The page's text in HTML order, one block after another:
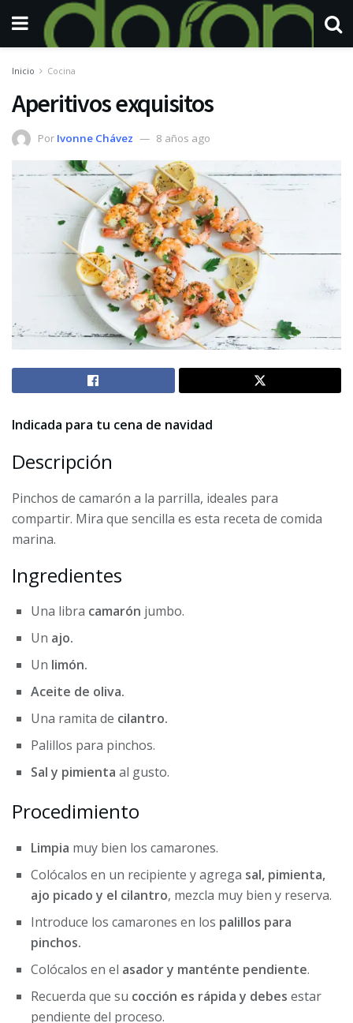
Inicio Cocina
Aperitivos exquisitos
Por Ivonne Chávez 8 años ago
Indicada para tu cena de navidad
Descripción
Pinchos de camarón a la parrilla, ideales para
compartir. Mira que sencilla es esta receta de comida
marina.
Ingredientes
Una libra camarón jumbo.
Un ajo.
Un limón.
Aceite de oliva.
Una ramita de cilantro.
Palillos para pinchos.
Sal y pimienta al gusto.
Procedimiento
Limpia muy bien los camarones.
Colócalos en un recipiente y agrega sal, pimienta,
ajo picado y el cilantro, mezcla muy bien y reserva.
Introduce los camarones en los palillos para
pinchos.
Colócalos en el asador y manténte pendiente.
Recuerda que su cocción es rápida y debes estar
pendiente del proceso.